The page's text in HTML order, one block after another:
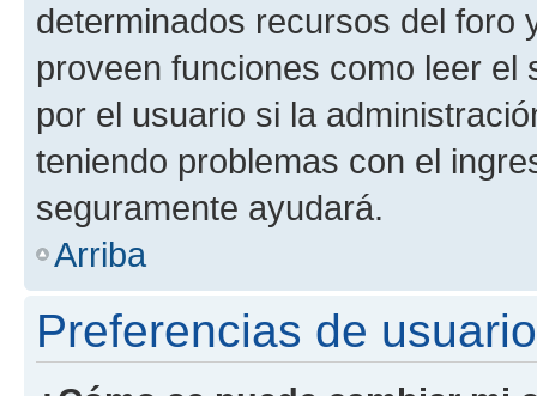
determinados recursos del foro
proveen funciones como leer el
por el usuario si la
teniendo problemas con el
seguramente ayudará.
Arriba
Preferencias de